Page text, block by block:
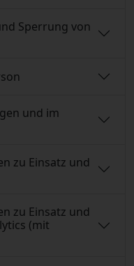
Sperrung von
und im
zu Einsatz und
zu Einsatz und
(mit